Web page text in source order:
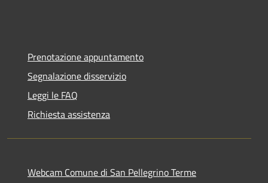
Prenotazione appuntamento
Segnalazione disservizio
Leggi le FAQ
Richiesta assistenza
Webcam Comune di San Pellegrino Terme